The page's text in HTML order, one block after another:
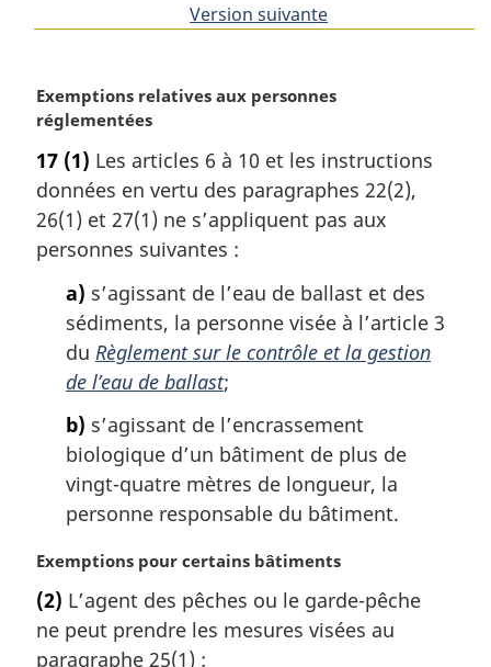
Version suivante
N
o
e
m
a
r
g
Exemptions relatives aux personnes
réglementées
17 (1) Les articles 6 à 10 et les instructions
données en vertu des paragraphes 22(2),
26(1) et 27(1) ne s’appliquent pas aux
personnes suivantes :
a) s’agissant de l’eau de ballast et des
sédiments, la personne visée à l’article 3
du Règlement sur le contrôle et la gestion
de l’eau de ballast;
b) s’agissant de l’encrassement
biologique d’un bâtiment de plus de
vingt-quatre mètres de longueur, la
personne responsable du bâtiment.
N
t
e
m
Exemptions pour certains bâtiments
(2) L’agent des pêches ou le garde-pêche
ne peut prendre les mesures visées au
paragraphe 25(1) :